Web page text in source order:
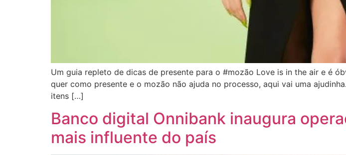
Um guia repleto de dicas de presente para o #mozão Love is in the air e é
quer como presente e o mozão não ajuda no processo, aqui vai uma
itens […]
Banco digital Onnibank inaugura
mais influente do país